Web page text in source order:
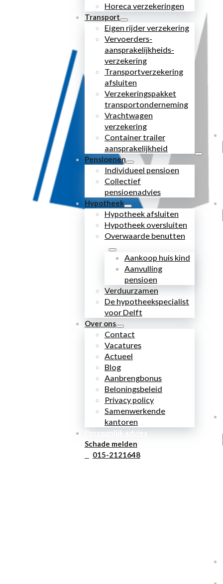
Horeca verzekeringen
Transport
Eigen rijder verzekering
Vervoerders­
aansprakelijkheids­
verzekering
Transportverzekering
afsluiten
Verzekeringspakket
transportonderneming
Vrachtwagen
verzekering
Container trailer
aansprakelijkheid
Pensioenen
Individueel pensioen
Collectief
pensioenadvies
Hypotheek
Hypotheek afsluiten
Hypotheek oversluiten
Overwaarde benutten
Aankoop huis kind
Aanvulling
pensioen
Verduurzamen
De hypotheekspecialist
voor Delft
Over ons
Contact
Vacatures
Actueel
Blog
Aanbrengbonus
Beloningsbeleid
Privacy policy
Samenwerkende
kantoren
Persoonlijk advies
Schade melden
015-2121648